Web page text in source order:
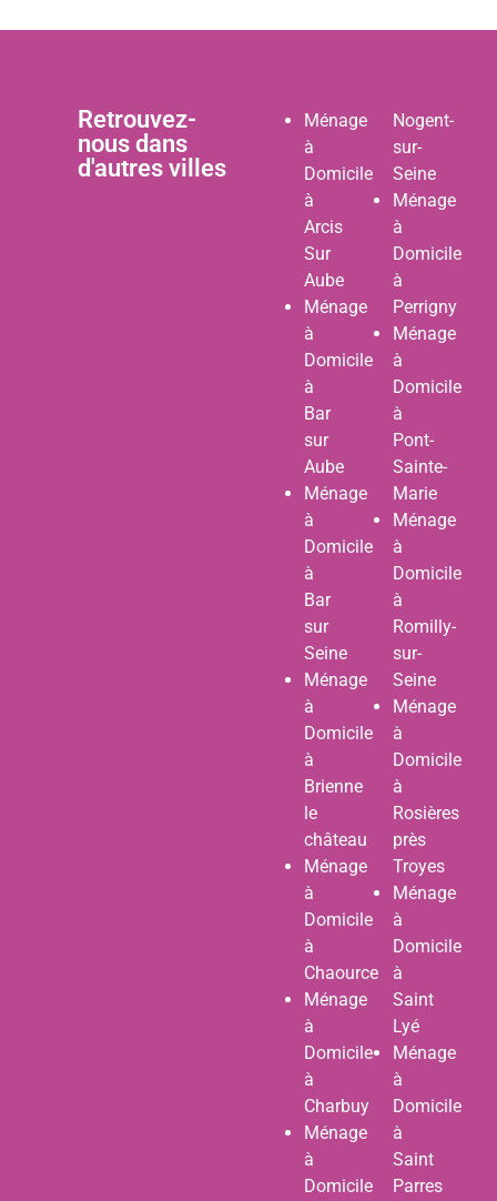
Retrouvez-
nous dans
d'autres villes
Ménage
à
Domicile
à
Arcis
Sur
Aube
Ménage
à
Domicile
à
Bar
sur
Aube
Ménage
à
Domicile
à
Bar
sur
Seine
Ménage
à
Domicile
à
Brienne
le
château
Ménage
à
Domicile
à
Chaource
Ménage
à
Domicile
à
Charbuy
Ménage
à
Domicile
Nogent-
sur-
Seine
Ménage
à
Domicile
à
Perrigny
Ménage
à
Domicile
à
Pont-
Sainte-
Marie
Ménage
à
Domicile
à
Romilly-
sur-
Seine
Ménage
à
Domicile
à
Rosières
près
Troyes
Ménage
à
Domicile
à
Saint
Lyé
Ménage
à
Domicile
à
Saint
Parres